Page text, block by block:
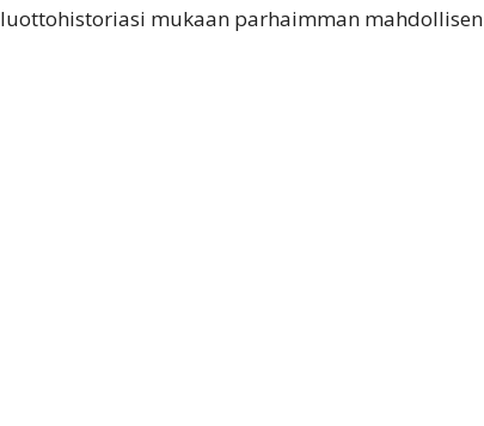
mukaan parhaimman mahdollisen